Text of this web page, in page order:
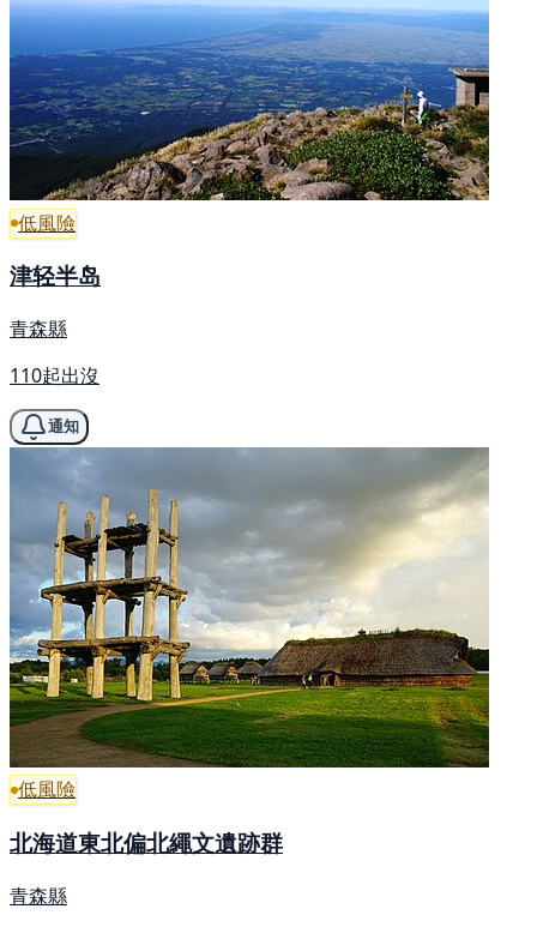
低風險
津轻半岛
青森縣
110起出沒
通知
低風險
北海道東北偏北繩文遺跡群
青森縣